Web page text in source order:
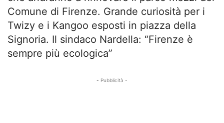
Comune di Firenze. Grande curiosità per i
Twizy e i Kangoo esposti in piazza della
Signoria. Il sindaco Nardella: “Firenze è
sempre più ecologica”
- Pubblicità -